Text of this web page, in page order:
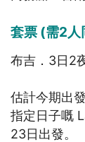
套票 (需2人
布吉 ．3日2
估計今期出
指定日子嘅
23日出發。